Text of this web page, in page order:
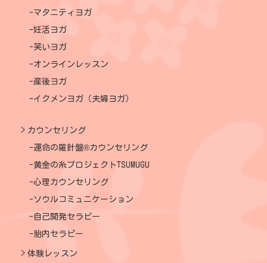
マタニティヨガ
妊活ヨガ
笑いヨガ
オンラインレッスン
産後ヨガ
イクメンヨガ（夫婦ヨガ）
カウンセリング
運命の羅針盤®カウンセリング
黄金の糸プロジェクトTSUMUGU
心理カウンセリング
ソウルコミュニケーション
自己開発セラピー
胎内セラピー
体験レッスン